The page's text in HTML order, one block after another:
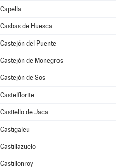
Capella
Casbas de Huesca
Castejón del Puente
Castejón de Monegros
Castejón de Sos
Castelflorite
Castiello de Jaca
Castigaleu
Castillazuelo
Castillonroy